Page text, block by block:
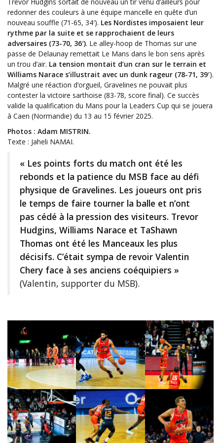
redonner des couleurs à une équipe mancelle en quête d’un
nouveau souffle (71-65, 34′). Les Nordistes imposaient leur
rythme par la suite et se rapprochaient de leurs
adversaires (73-70, 36′). Le alley-hoop de Thomas sur une
passe de Delaunay remettait Le Mans dans le bon sens après
un trou d’air. La tension montait d’un cran sur le terrain et
Williams Narace s’illustrait avec un dunk rageur (78-71, 39′).
Malgré une réaction d’orgueil, Gravelines ne pouvait plus
contester la victoire sarthoise (83-78, score final). Ce succès
valide la qualification du Mans pour la Leaders Cup qui se jouera
à Caen (Normandie) du 13 au 15 février 2025.
Photos : Adam MISTRIN.
Texte : Jaheli NAMAI.
« Les points forts du match ont été les
rebonds et la patience du MSB face au défi
physique de Gravelines. Les joueurs ont pris
le temps de faire tourner la balle et n’ont
pas cédé à la pression des visiteurs. Trevor
Hudgins, Williams Narace et TaShawn
Thomas ont été les Manceaux les plus
décisifs. C’était sympa de revoir Valentin
Chery face à ses anciens coéquipiers »
(Valentin, supporter du MSB).